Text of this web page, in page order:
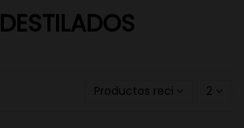
DESTILADOS
Productos recientemente
2